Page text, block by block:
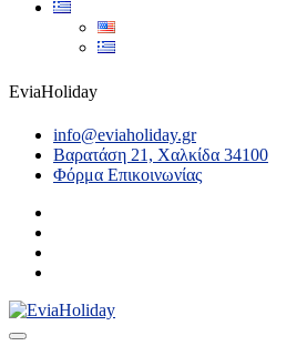
EviaHoliday
info@eviaholiday.gr
Βαρατάση 21, Χαλκίδα 34100
Φόρμα Επικοινωνίας